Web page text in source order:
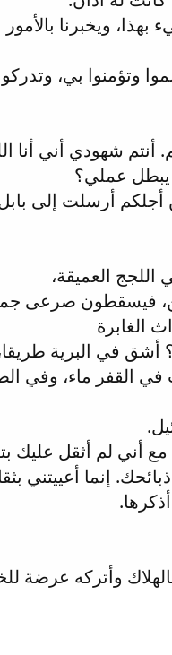
ويخبرنا
بي، وتدركوا
شهودي أني أنا
يبطل عملي؟
أرسلت إلى
العميقة،
فيسقطون صرعى
الغابرة
أشق في البرية
القفر ماء، وفي
أني لم أثقل عليك
إنما أعييتني
وأتركه عرضة